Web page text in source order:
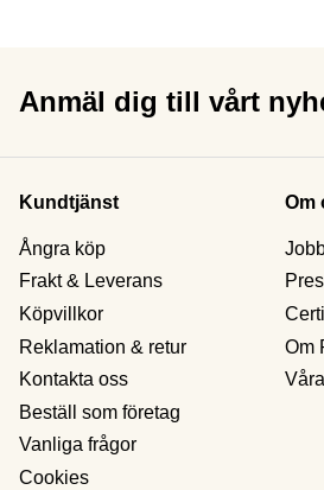
Anmäl dig till vårt
Kundtjänst
Ångra köp
Frakt & Leverans
Köpvillkor
Reklamation & retur
Kontakta oss
Beställ som företag
Vanliga frågor
Cookies
Om
Om